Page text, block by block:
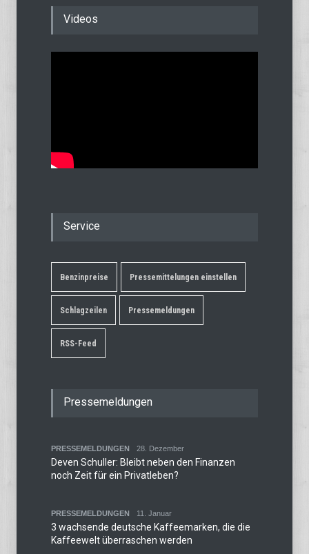
Videos
Service
Benzinpreise Pressemittelungen einstellen
Schlagzeilen Pressemeldungen
RSS-Feed
Pressemeldungen
PRESSEMELDUNGEN 28. Dezember
Deven Schuller: Bleibt neben den Finanzen
noch Zeit für ein Privatleben?
PRESSEMELDUNGEN 11. Januar
3 wachsende deutsche Kaffeemarken, die die
Kaffeewelt überraschen werden